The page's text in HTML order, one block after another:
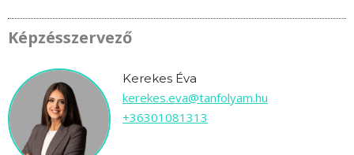
Képzésszervező
Kerekes Éva
kerekes.eva@tanfolyam.hu
+36301081313